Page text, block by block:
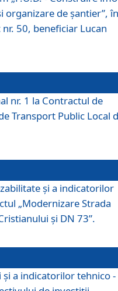
de șantier”, în
50, beneficiar Lucan
nr. 1 la Contractul de
Transport Public Local
şi a indicatorilor
„Modernizare Strada
și DN 73”.
a indicatorilor tehnico -